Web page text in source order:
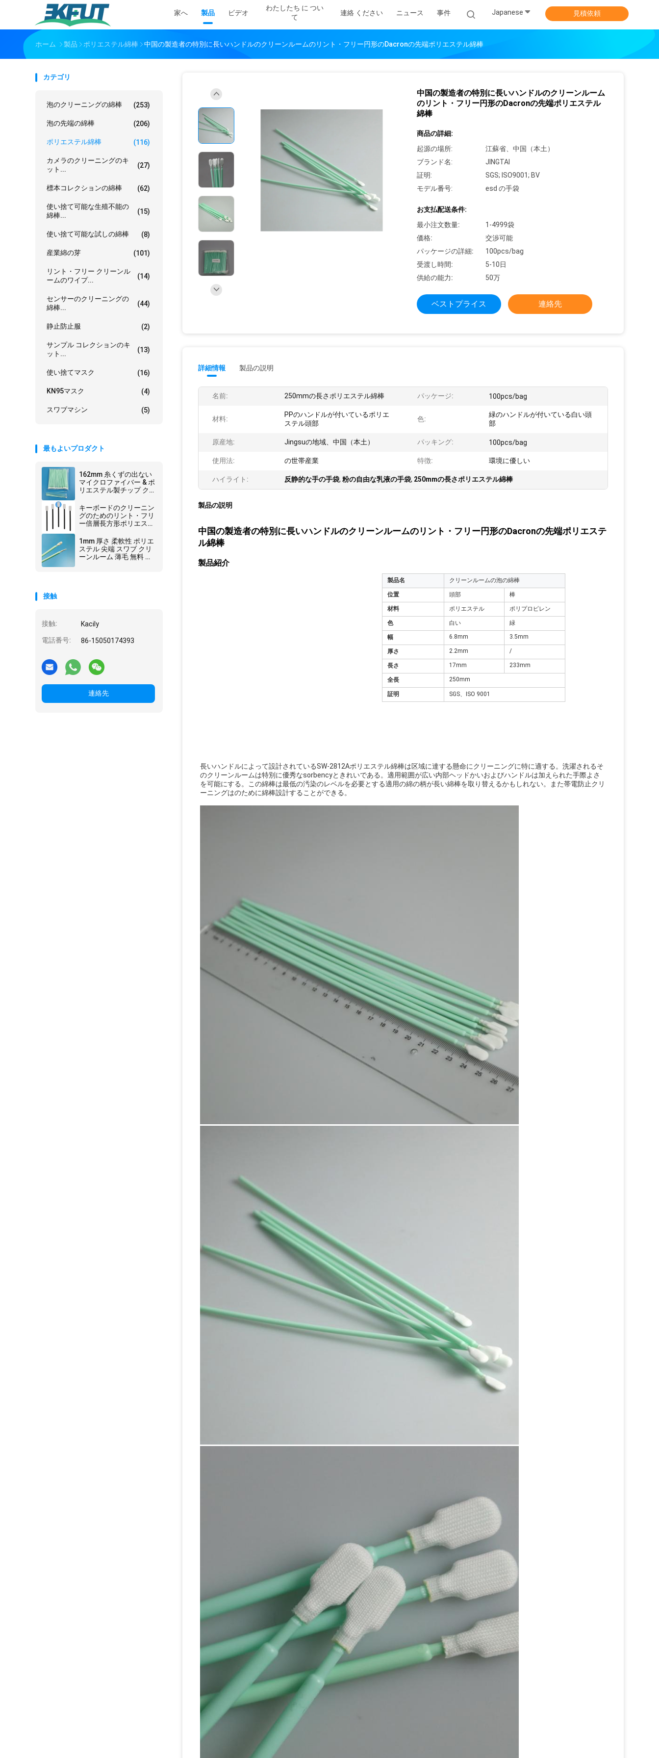
家へ 製品 ビデオ
わたしたち に つい
て
連絡 ください ニュース 事件 Japanese 見積依頼
ホーム 製品 ポリエステル綿棒 中国の製造者の特別に長いハンドルのクリーンルームのリント・フリー円形のDacronの先端ポリエステル綿棒
カテゴリ
泡のクリーニングの綿棒 (253)
泡の先端の綿棒 (206)
ポリエステル綿棒 (116)
カメラのクリーニングのキ
ット...
(27)
標本コレクションの綿棒 (62)
使い捨て可能な生殖不能の
綿棒...
(15)
使い捨て可能な試しの綿棒 (8)
産業綿の芽 (101)
リント・フリー クリーンル
ームのワイプ...
(14)
センサーのクリーニングの
綿棒...
(44)
静止防止服 (2)
サンプル コレクションのキ
ット...
(13)
使い捨てマスク (16)
KN95マスク (4)
スワブマシン (5)
最もよいプロダクト
162mm 糸くずの出ない
マイクロファイバー & ポ
リエステル製チップ ク
PP スティック ハンドル
付き
キーボードのクリーニン
グのためのリント・フリ
ー倍層長方形ポリエステ
1mm 厚さ 柔軟性 ポリエ
ステル 尖端 スワブ クリ
ーンルーム 薄毛 無料 ク
接触
接触: Kacily
電話番号: 86-15050174393
連絡先
中国の製造者の特別に長いハンドルのクリーンルーム
のリント・フリー円形のDacronの先端ポリエステル
綿棒
商品の詳細:
起源の場所:
江蘇省、中国（本土）
ブランド名:
JINGTAI
証明:
SGS; ISO9001; BV
モデル番号:
esd の手袋
お支払配送条件:
最小注文数量:
1-4999袋
価格:
交渉可能
パッケージの詳細:
100pcs/bag
受渡し時間:
5-10日
供給の能力:
50万
ベストプライス 連絡先
詳細情報 製品の説明
名前: 250mmの長さポリエステル綿棒 パッケージ: 100pcs/bag
材料:
PPのハンドルが付いているポリエ
ステル頭部
色:
緑のハンドルが付いている白い頭
部
原産地: Jingsuの地域、中国（本土） パッキング: 100pcs/bag
使用法: の世帯産業 特徴: 環境に優しい
ハイライト: 反静的な手の手袋, 粉の自由な乳液の手袋, 250mmの長さポリエステル綿棒
製品の説明
中国の製造者の特別に長いハンドルのクリーンルームのリント・フリー円形のDacronの先端ポリエステ
ル綿棒
製品紹介
製品名 クリーンルームの泡の綿棒
位置 頭部 棒
材料 ポリエステル ポリプロピレン
色 白い 緑
幅 6.8mm 3.5mm
厚さ 2.2mm /
長さ 17mm 233mm
全長 250mm
証明 SGS、ISO 9001
長いハンドルによって設計されているSW-2812Aポリエステル綿棒は区域に達する懸命にクリーニングに特に適する。洗濯されるそ
のクリーンルームは特別に優秀なsorbencyときれいである。適用範囲が広い内部ヘッドかいおよびハンドルは加えられた手際よさ
を可能にする。この綿棒は最低の汚染のレベルを必要とする適用の綿の柄が長い綿棒を取り替えるかもしれない。また帯電防止クリ
ーニングはのために綿棒設計することができる。